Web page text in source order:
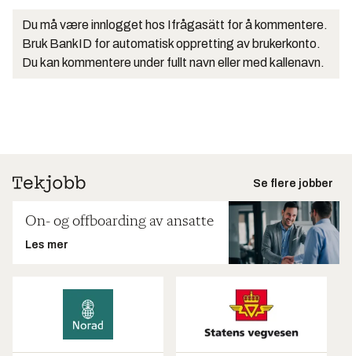
Du må være innlogget hos Ifrågasätt for å kommentere.
Bruk BankID for automatisk oppretting av brukerkonto.
Du kan kommentere under fullt navn eller med kallenavn.
Se flere jobber
On- og offboarding av ansatte
Les mer